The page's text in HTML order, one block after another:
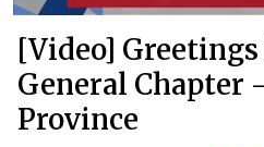
[Video]
General Chapter
Province